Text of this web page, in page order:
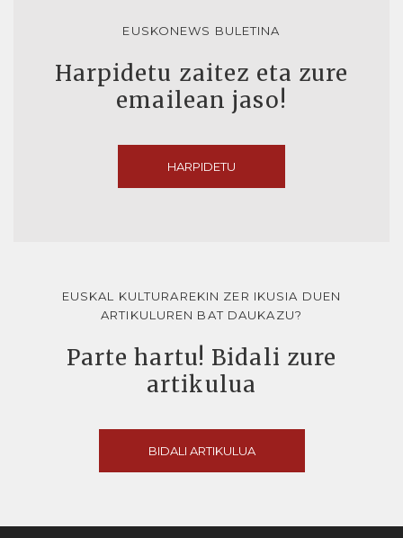
EUSKONEWS BULETINA
Harpidetu zaitez eta zure
emailean jaso!
HARPIDETU
EUSKAL KULTURAREKIN ZER IKUSIA DUEN
ARTIKULUREN BAT DAUKAZU?
Parte hartu! Bidali zure
artikulua
BIDALI ARTIKULUA